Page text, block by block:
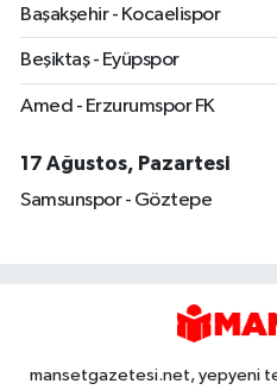
Başakşehir - Kocaelispor
Beşiktaş - Eyüpspor
Amed - Erzurumspor FK
17 Ağustos, Pazartesi
Samsunspor - Göztepe
mansetgazetesi.net, yepyeni